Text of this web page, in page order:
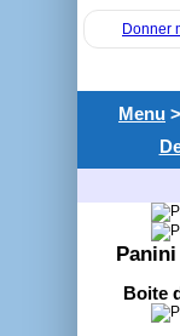
Donner
Menu >
Panini
Boite